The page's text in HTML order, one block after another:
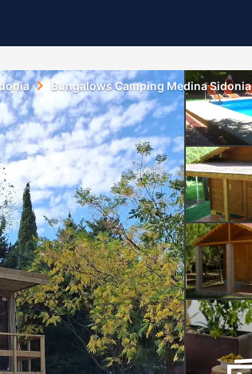
Bungalows Camping Medina Sidonia